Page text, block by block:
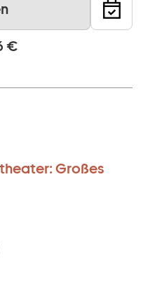
€
Großes